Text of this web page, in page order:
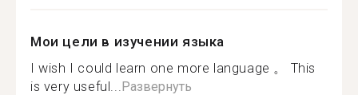
Мои цели в изучении языка
I wish I could learn one more language 。 This
is very useful...Развернуть